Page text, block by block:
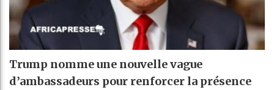
Trump nomme une nouvelle vague
d’ambassadeurs pour renforcer la présence